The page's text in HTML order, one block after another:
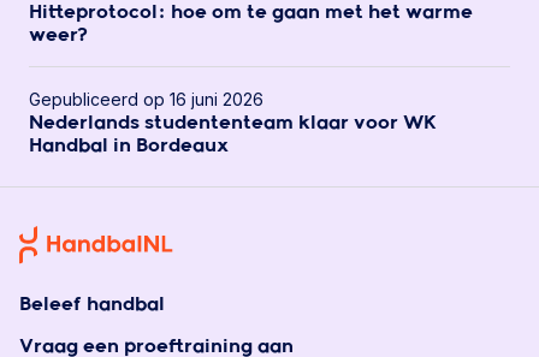
Hitteprotocol: hoe om te gaan met het warme
weer?
Gepubliceerd op 16 juni 2026
Nederlands studententeam klaar voor WK
Handbal in Bordeaux
Beleef handbal
Vraag een proeftraining aan